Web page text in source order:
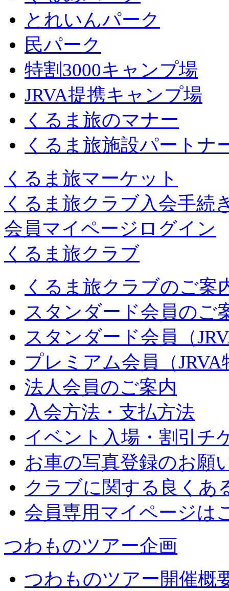
とれいんパーク
民パーク
特割3000キャンプ場
JRVA提携キャンプ場
くるま旅のマナー
くるま旅施設パートナ
くるま旅マーケット
くるま旅クラブ入会手続
会員マイページログイン
くるま旅クラブ
くるま旅クラブのご案
スタンダード会員のご
スタンダード会員（
プレミアム会員（
法人会員のご案内
入会方法・支払方法
イベント入場・割引チ
お車の写真登録のお願
クラブに関する良くあ
会員専用マイページは
つわものツアー企画
つわものツアー開催概